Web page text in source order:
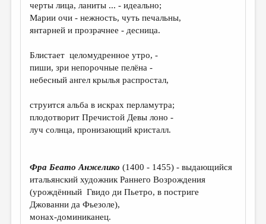
КОЛОНКА РЕДАКТОРА
РЕДКОЛЛЕГИЯ
МАЛАЯ ПРОЗА
ЛИТЕРАТУРОВЕДЕНИЕ
КУЛЬТУРОВЕДЕНИЕ
РЕЦЕНЗИРОВАНИЕ
ЦИКЛЫ ПУБЛИКАЦИЙ
ТРЕДИАКОВСКИЙ
черты лица, ланиты ... - идеально;
Марии очи - нежность, чуть печальны,
янтарней и прозрачнее - десница.
Блистает целомудренное утро, -
пиши, зри непорочные пелёна -
небесный ангел крылья распростал,
струится альба в искрах перламутра;
плодотворит Пречистой Девы лоно -
луч солнца, пронизающий кристалл.
Фра Беато Анжелико (1400 - 1455) - выдающийся
итальянский художник Раннего Возрождения
(урождённый Гвидо ди Пьетро, в постриге
Джованни да Фьезоле),
монах-доминиканец.